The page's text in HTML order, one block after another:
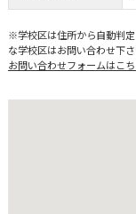
※学校区は住所から自動判
な学校区はお問い合わせ下さ
お問い合わせフォームはこ